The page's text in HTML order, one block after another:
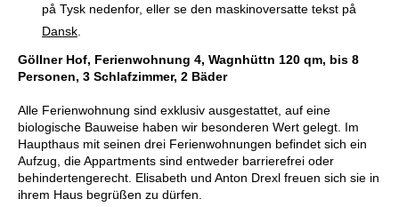
på Tysk nedenfor, eller se den maskinoversatte tekst på
Dansk
Göllner Hof, Ferienwohnung 4, Wagnhüttn 120 qm, bis 8
Personen, 3 Schlafzimmer, 2 Bäder
Alle Ferienwohnung sind exklusiv ausgestattet, auf eine
biologische Bauweise haben wir besonderen Wert gelegt. Im
Haupthaus mit seinen drei Ferienwohnungen befindet sich ein
Aufzug, die Appartments sind entweder barrierefrei oder
behindertengerecht. Elisabeth und Anton Drexl freuen sich sie in
ihrem Haus begrüßen zu dürfen.